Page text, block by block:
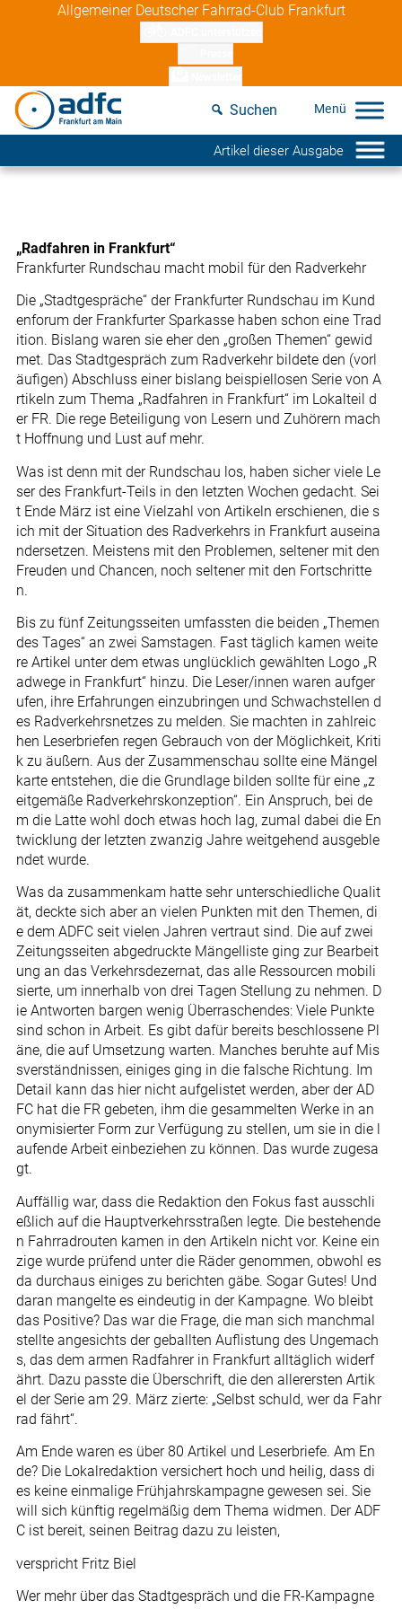
Allgemeiner Deutscher Fahrrad-Club Frankfurt
Suchen
Artikel dieser Ausgabe
„Radfahren in Frankfurt“
Frankfurter Rundschau macht mobil für den Radverkehr
Die „Stadtgespräche“ der Frankfurter Rundschau im Kund
enforum der Frankfurter Sparkasse haben schon eine Trad
ition. Bislang waren sie eher den „großen Themen“ gewid
met. Das Stadtgespräch zum Radverkehr bildete den (vorl
äufigen) Abschluss einer bislang beispiellosen Serie von A
rtikeln zum Thema „Radfahren in Frankfurt“ im Lokalteil d
er FR. Die rege Beteiligung von Lesern und Zuhörern mach
t Hoffnung und Lust auf mehr.
Was ist denn mit der Rundschau los, haben sicher viele Le
ser des Frankfurt-Teils in den letzten Wochen gedacht. Sei
t Ende März ist eine Vielzahl von Artikeln erschienen, die s
ich mit der Situation des Radverkehrs in Frankfurt auseina
ndersetzen. Meistens mit den Problemen, seltener mit den
Freuden und Chancen, noch seltener mit den Fortschritte
n.
Bis zu fünf Zeitungsseiten umfassten die beiden „Themen
des Tages“ an zwei Samstagen. Fast täglich kamen weite
re Artikel unter dem etwas unglücklich gewählten Logo „R
adwege in Frankfurt“ hinzu. Die Leser/innen waren aufger
ufen, ihre Erfahrungen einzubringen und Schwachstellen d
es Radverkehrsnetzes zu melden. Sie machten in zahlreic
hen Leserbriefen regen Gebrauch von der Möglichkeit, Kriti
k zu äußern. Aus der Zusammenschau sollte eine Mängel
karte entstehen, die die Grundlage bilden sollte für eine „z
eitgemäße Radverkehrskonzeption“. Ein Anspruch, bei de
m die Latte wohl doch etwas hoch lag, zumal dabei die En
twicklung der letzten zwanzig Jahre weitgehend ausgeble
ndet wurde.
Was da zusammenkam hatte sehr unterschiedliche Qualit
ät, deckte sich aber an vielen Punkten mit den Themen, di
e dem ADFC seit vielen Jahren vertraut sind. Die auf zwei
Zeitungsseiten abgedruckte Mängelliste ging zur Bearbeit
ung an das Verkehrsdezernat, das alle Ressourcen mobili
sierte, um innerhalb von drei Tagen Stellung zu nehmen. D
ie Antworten bargen wenig Überraschendes: Viele Punkte
sind schon in Arbeit. Es gibt dafür bereits beschlossene Pl
äne, die auf Umsetzung warten. Manches beruhte auf Mis
sverständnissen, einiges ging in die falsche Richtung. Im
Detail kann das hier nicht aufgelistet werden, aber der AD
FC hat die FR gebeten, ihm die gesammelten Werke in an
onymisierter Form zur Verfügung zu stellen, um sie in die l
aufende Arbeit einbeziehen zu können. Das wurde zugesa
gt.
Auffällig war, dass die Redaktion den Fokus fast ausschli
eßlich auf die Hauptverkehrsstraßen legte. Die bestehende
n Fahrradrouten kamen in den Artikeln nicht vor. Keine ein
zige wurde prüfend unter die Räder genommen, obwohl es
da durchaus einiges zu berichten gäbe. Sogar Gutes! Und
daran mangelte es eindeutig in der Kampagne. Wo bleibt
das Positive? Das war die Frage, die man sich manchmal
stellte angesichts der geballten Auflistung des Ungemach
s, das dem armen Radfahrer in Frankfurt alltäglich widerf
ährt. Dazu passte die Überschrift, die den allerersten Artik
el der Serie am 29. März zierte: „Selbst schuld, wer da Fahr
rad fährt“.
Am Ende waren es über 80 Artikel und Leserbriefe. Am En
de? Die Lokalredaktion versichert hoch und heilig, dass di
es keine einmalige Frühjahrskampagne gewesen sei. Sie
will sich künftig regelmäßig dem Thema widmen. Der ADF
C ist bereit, seinen Beitrag dazu zu leisten,
verspricht Fritz Biel
Wer mehr über das Stadtgespräch und die FR-Kampagne